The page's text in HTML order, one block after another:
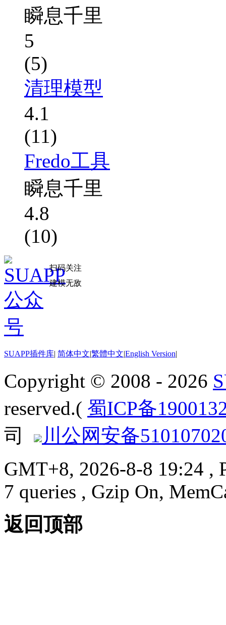
瞬息千里
5
(5)
清理模型
4.1
(11)
Fredo工具
瞬息千里
4.8
(10)
扫码关注
建模无敌
SUAPP插件库| 简体中文|繁體中文|English Version|
Copyright © 2008 - 2026
reserved.( 蜀ICP备
司
川公网安备
GMT+8, 2026-8-8 19:24 ,
7 queries , Gzip On,
返回顶部